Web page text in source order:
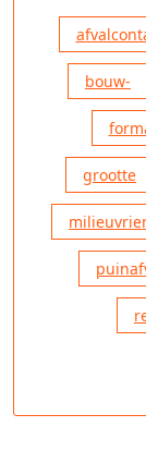
bouw-
grootte